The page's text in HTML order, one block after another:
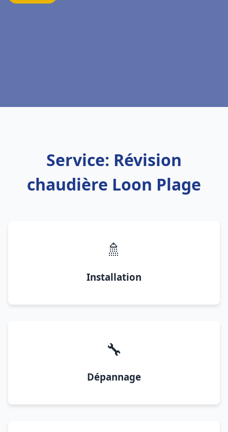
Service: Révision
chaudière Loon Plage
🚿
Installation
🔧
Dépannage